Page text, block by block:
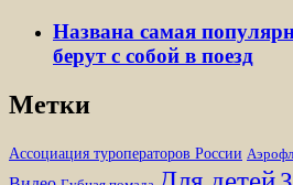
Названа самая
берут с собой в поезд
Метки
Ассоциация туроператоров России